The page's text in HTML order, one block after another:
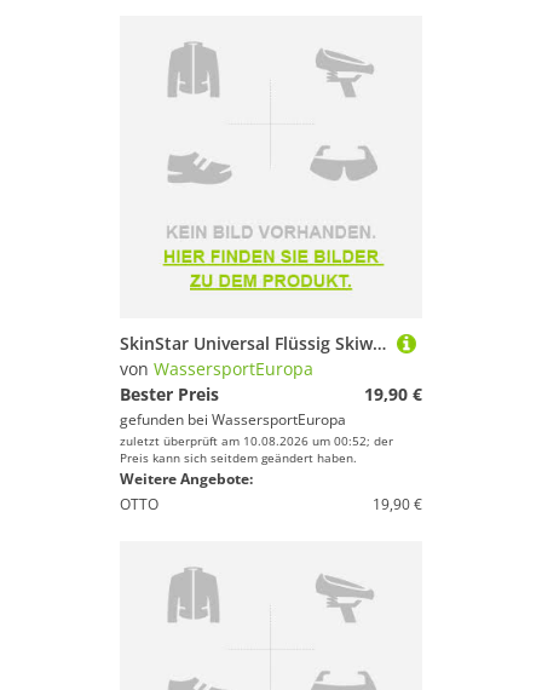
SkinStar Universal Flüssig Skiwachs PFAS-frei Ski & Snowboard Fluid Wax 150ml
von WassersportEuropa
Bester Preis
19,90 €
gefunden bei WassersportEuropa
zuletzt überprüft am 10.08.2026 um 00:52; der
Preis kann sich seitdem geändert haben.
Weitere Angebote:
OTTO
19,90 €